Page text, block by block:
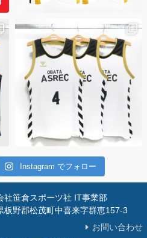
Instagram でフォロー
社笹倉スポーツ社 IT事業部
板野郡松茂町中喜来字群恵157-3
お問い合わせ